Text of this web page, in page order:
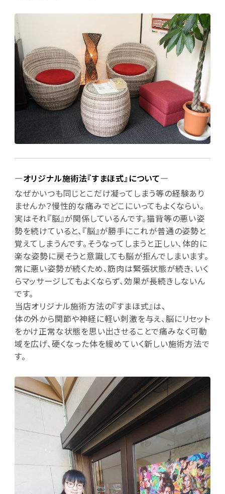
―オリジナル施術法『すまほ式』について―
なぜかいつも同じとこだけ凝ってしまう等の経験あり
ませんか？慢性的な痛みでどこにいってもよくならい。
実はそれ『脳』が関係しているんです。猫背等の悪い姿
勢を続けていると、『脳』が勝手にこれが普通の姿勢と
覚えてしまうんです。そうなってしまうと正しい、体的に
楽な姿勢に戻そうと意識しても脳が拒んでしまいます。
常に悪い姿勢が続くため、筋肉は緊張状態が続き、いく
らマッサージしてもよくならず、効果が長続きしないん
です。
当店オリジナル施術方法の『すまほ式』は、
体の外から関節や神経に軽い刺激を与え、脳にリセット
をかけ正常な状態を思い出させることで痛みなく可動
域を広げ、硬くなった体を緩めていく新しい施術方法で
す。